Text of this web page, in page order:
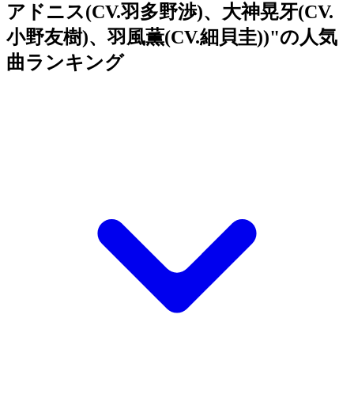
アドニス(CV.羽多野渉)、大神晃牙(CV.
小野友樹)、羽風薫(CV.細貝圭))"の人気
曲ランキング